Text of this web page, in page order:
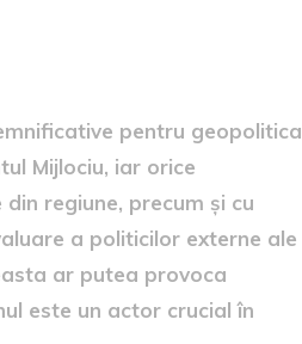
pentru geopolitica
Mijlociu, iar orice
regiune, precum și cu
a politicilor externe ale
ar putea provoca
este un actor crucial în